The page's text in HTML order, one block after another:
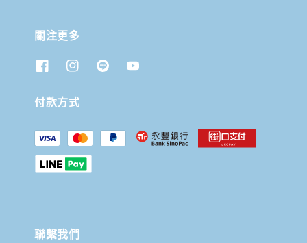
關注更多
付款方式
聯繫我們